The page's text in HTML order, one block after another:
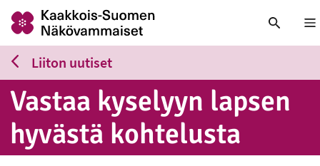
Liiton uutiset
Vastaa kyselyyn lapsen
hyvästä koh­te­lus­ta